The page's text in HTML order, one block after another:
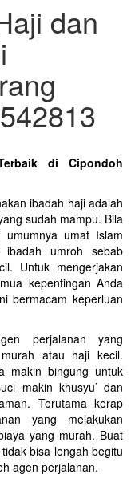
dan
di Cipondoh
ibadah haji adalah
sudah mampu. Bila
umat Islam
ibadah umroh sebab
Untuk mengerjakan
kepentingan Anda
bermacam keperluan
perjalanan yang
atau haji kecil.
makin bingung untuk
makin khusyu’ dan
Terutama kerap
yang melakukan
yang murah. Buat
bisa lengah begitu
agen perjalanan.